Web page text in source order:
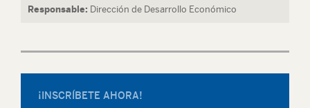
Responsable: Dirección de Desarrollo Económico
¡INSCRÍBETE AHORA!